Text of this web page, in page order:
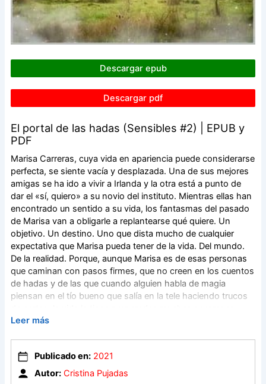
Descargar epub
Descargar pdf
El portal de las hadas (Sensibles #2) | EPUB y
PDF
Marisa Carreras, cuya vida en apariencia puede considerarse
perfecta, se siente vacía y desplazada. Una de sus mejores
amigas se ha ido a vivir a Irlanda y la otra está a punto de
dar el «sí, quiero» a su novio del instituto. Mientras ellas han
encontrado un sentido a su vida, los fantasmas del pasado
de Marisa van a obligarle a replantearse qué quiere. Un
objetivo. Un destino. Uno que dista mucho de cualquier
expectativa que Marisa pueda tener de la vida. Del mundo.
De la realidad. Porque, aunque Marisa es de esas personas
que caminan con pasos firmes, que no creen en los cuentos
de hadas y de las que cuando alguien habla de magia
piensan en el tío bueno que salía en la tele haciendo trucos
Incluso si ella no está preparada para descubrirlas. El
estado puro, pelo castaño y penetrante mirada; cuatro viejas
paredes que por lo visto ocultan miles de secretos y cientos
Leer más
Publicado en: 2021
Autor: Cristina Pujadas